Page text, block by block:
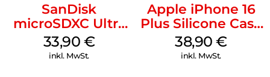
SanDisk
microSDXC Ultra
128 GB + Adapter
Mobile
33,90 €
inkl. MwSt.
Apple iPhone 16
Plus Silicone Case
MagSafe Denim
38,90€
inkl. MwSt.